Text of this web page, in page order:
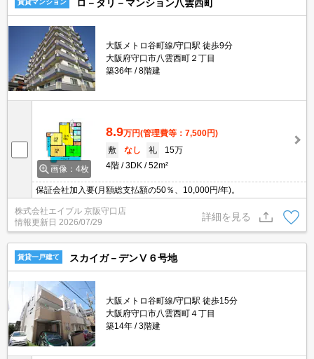
賃貸マンション ロ－タリ－マンション八雲西町
大阪メトロ谷町線/守口駅 徒歩9分
大阪府守口市八雲西町２丁目
築36年
8階建
画像：4枚
8.9万円(管理費等：7,500円)
敷
なし 礼
15万
4階
3DK 52m²
保証会社加入要(月額総支払額の50％、10,000円/年)。
株式会社エイブル 京阪守口店
情報更新日 2026/07/29
詳細を見る
賃貸一戸建て スカイガ－デンⅤ６号地
大阪メトロ谷町線/守口駅 徒歩15分
大阪府守口市八雲西町４丁目
築14年
3階建